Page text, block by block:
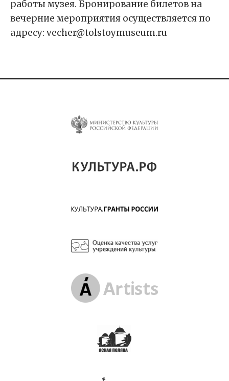
работы музея. Бронирование билетов на
вечерние мероприятия осуществляется по
адресу: vecher@tolstoymuseum.ru